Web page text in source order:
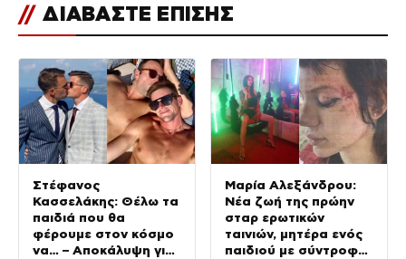
// ΔΙΑΒΑΣΤΕ ΕΠΙΣΗΣ
Στέφανος
Κασσελάκης: Θέλω τα
παιδιά που θα
φέρουμε στον κόσμο
να… – Αποκάλυψη για
Μαρία Αλεξάνδρου:
Νέα ζωή της πρώην
σταρ ερωτικών
ταινιών, μητέρα ενός
παιδιού με σύντροφο